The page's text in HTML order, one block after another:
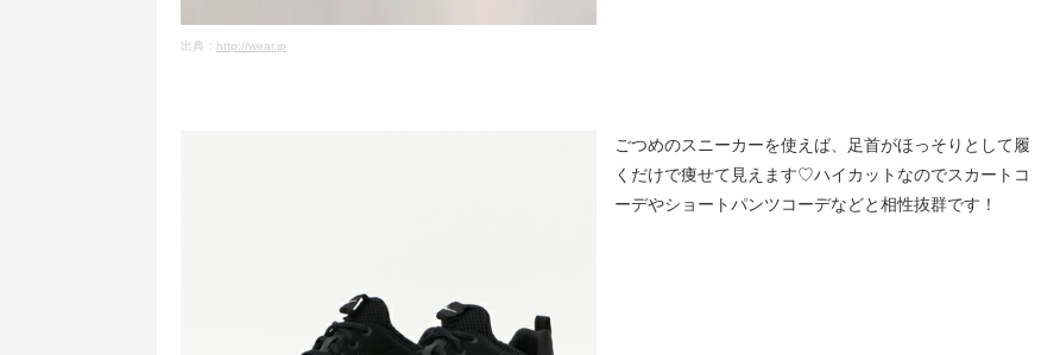
出典： http://wear.jp
ごつめのスニーカーを使えば、足首がほっそりとして履
くだけで痩せて見えます♡ハイカットなのでスカートコ
ーデやショートパンツコーデなどと相性抜群です！